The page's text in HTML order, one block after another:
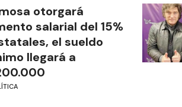
otorgará
salarial del 15%
el sueldo
llegará a